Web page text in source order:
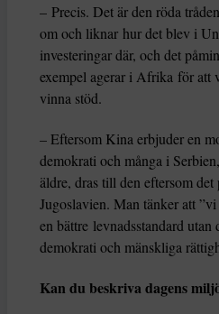
– Precis. Det är den röda
om och liknar hur det blev i
investeringar där, och det
exempel agerar i Afrika för att
vinna stöd.
– Eftersom Kina erbjuder en
demokrati och många i
äldre, dras till den eftersom
Jugoslavien. Man tänker att
en bättre levnadsstandard
demokrati och mänskliga
Kan du beskriva dagens